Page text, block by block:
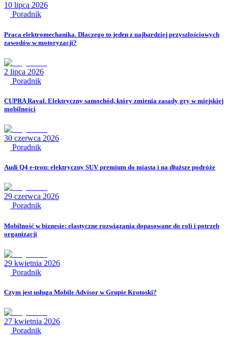
10 lipca 2026
Poradnik
Praca elektromechanika. Dlaczego to jeden z najbardziej przyszłościowych
zawodów w motoryzacji?
2 lipca 2026
Poradnik
CUPRA Raval. Elektryczny samochód, który zmienia zasady gry w miejskiej
mobilności
30 czerwca 2026
Poradnik
Audi Q4 e-tron: elektryczny SUV premium do miasta i na dłuższe podróże
29 czerwca 2026
Poradnik
Mobilność w biznesie: elastyczne rozwiązania dopasowane do roli i potrzeb
organizacji
29 kwietnia 2026
Poradnik
Czym jest usługa Mobile Advisor w Grupie Krotoski?
27 kwietnia 2026
Poradnik